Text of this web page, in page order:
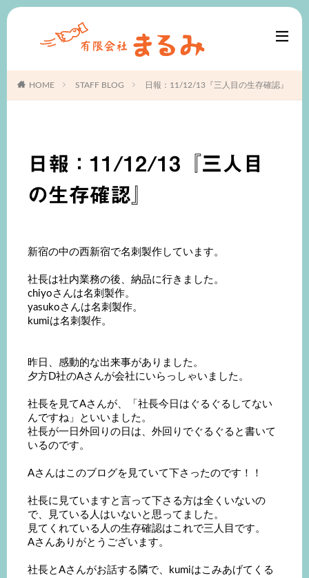
HOME STAFF BLOG 日報：11/12/13『三人目の生存確認』
日報：11/12/13『三人目
の生存確認』
新宿の中の西新宿で名刺製作しています。
社長は社内業務の後、納品に行きました。
chiyoさんは名刺製作。
yasukoさんは名刺製作。
kumiは名刺製作。
昨日、感動的な出来事がありました。
夕方D社のAさんが会社にいらっしゃいました。
社長を見てAさんが、「社長今日はぐるぐるしてない
んですね」といいました。
社長が一日外回りの日は、外回りでぐるぐると書いて
いるのです。
Aさんはこのブログを見ていて下さったのです！！
社長に見ていますと言って下さる方は全くいないの
で、見ている人はいないと思ってました。
見てくれている人の生存確認はこれで三人目です。
Aさんありがとうございます。
社長とAさんがお話する隣で、kumiはこみあげてくる